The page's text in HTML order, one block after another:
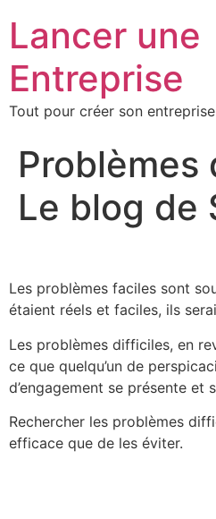
Lancer une
Entreprise
Tout pour créer son entreprise
Problèmes
Le blog de
Les problèmes faciles sont
étaient réels et faciles, ils
Les problèmes difficiles, en
ce que quelqu’un de
d’engagement se présente et
Rechercher les problèmes
efficace que de les éviter.